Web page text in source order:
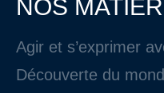
NOS
Agir et s’exprimer
Découverte du